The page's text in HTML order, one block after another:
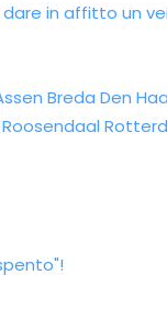
in affitto un
Breda Den
Roosendaal